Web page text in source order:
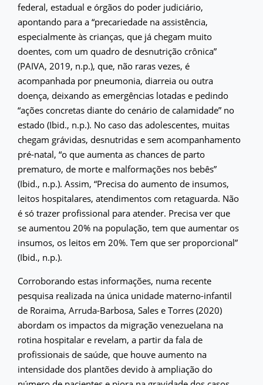
federal, estadual e órgãos do poder judiciário,
apontando para a “precariedade na assistência,
especialmente às crianças, que já chegam muito
doentes, com um quadro de desnutrição crônica”
(PAIVA, 2019, n.p.), que, não raras vezes, é
acompanhada por pneumonia, diarreia ou outra
doença, deixando as emergências lotadas e pedindo
“ações concretas diante do cenário de calamidade” no
estado (Ibid., n.p.). No caso das adolescentes, muitas
chegam grávidas, desnutridas e sem acompanhamento
pré-natal, “o que aumenta as chances de parto
prematuro, de morte e malformações nos bebês”
(Ibid., n.p.). Assim, “Precisa do aumento de insumos,
leitos hospitalares, atendimentos com retaguarda. Não
é só trazer profissional para atender. Precisa ver que
se aumentou 20% na população, tem que aumentar os
insumos, os leitos em 20%. Tem que ser proporcional”
(Ibid., n.p.).
Corroborando estas informações, numa recente
pesquisa realizada na única unidade materno-infantil
de Roraima, Arruda-Barbosa, Sales e Torres (2020)
abordam os impactos da migração venezuelana na
rotina hospitalar e revelam, a partir da fala de
profissionais de saúde, que houve aumento na
intensidade dos plantões devido à ampliação do